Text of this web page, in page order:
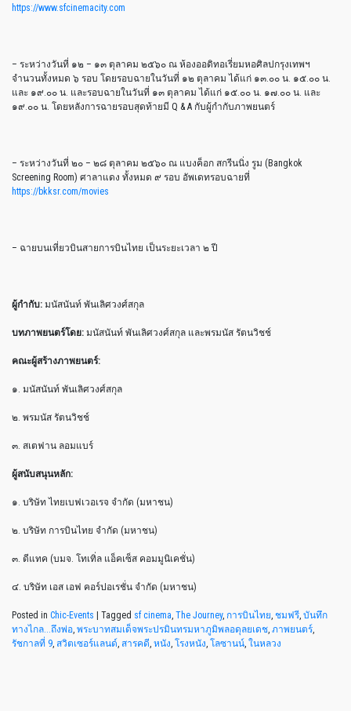
https://www.sfcinemacity.com
– ระหว่างวันที่ ๑๒ – ๑๓ ตุลาคม ๒๕๖๐ ณ ห้องออดิทอเรี่ยมหอศิลปกรุงเทพฯ
จำนวนทั้งหมด ๖ รอบ โดยรอบฉายในวันที่ ๑๒ ตุลาคม ได้แก่ ๑๓.๐๐ น. ๑๕.๐๐ น.
และ ๑๙.๐๐ น. และรอบฉายในวันที่ ๑๓ ตุลาคม ได้แก่ ๑๕.๐๐ น. ๑๗.๐๐ น. และ
๑๙.๐๐ น. โดยหลังการฉายรอบสุดท้ายมี Q & A กับผู้กำกับภาพยนตร์
– ระหว่างวันที่ ๒๐ – ๒๘ ตุลาคม ๒๕๖๐ ณ แบงค็อก สกรีนนิ่ง รูม (Bangkok
Screening Room) ศาลาแดง ทั้งหมด ๙ รอบ อัพเดทรอบฉายที่
https://bkksr.com/movies
– ฉายบนเที่ยวบินสายการบินไทย เป็นระยะเวลา ๒ ปี
ผู้กำกับ: มนัสนันท์ พันเลิศวงศ์สกุล
บทภาพยนตร์โดย: มนัสนันท์ พันเลิศวงศ์สกุล และพรมนัส รัตนวิชช์
คณะผู้สร้างภาพยนตร์:
๑. มนัสนันท์ พันเลิศวงศ์สกุล
๒. พรมนัส รัตนวิชช์
๓. สเตฟาน ลอมแบร์
ผู้สนับสนุนหลัก:
๑. บริษัท ไทยเบฟเวอเรจ จำกัด (มหาชน)
๒. บริษัท การบินไทย จำกัด (มหาชน)
๓. ดีแทค (บมจ. โทเทิ่ล แอ็คเซ็ส คอมมูนิเคชั่น)
๔. บริษัท เอส เอฟ คอร์ปอเรชั่น จำกัด (มหาชน)
Posted in Chic-Events | Tagged sf cinema The Journey, การบินไทย ชมฟรี บันทึก
ทางไกล...ถึงพ่อ พระบาทสมเด็จพระปรมินทรมหาภูมิพลอดุลยเดช ภาพยนตร์
รัชกาลที่ 9 สวิตเซอร์แลนด์ สารคดี หนัง โรงหนัง โลซานน์ ในหลวง